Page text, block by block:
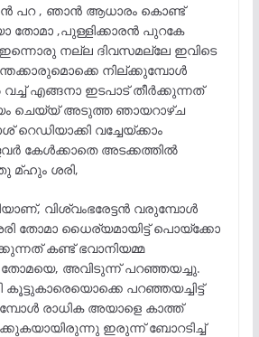
പറ , ഞാൻ ആധാരം കൊണ്ട്
തോമാ ,പുള്ളിക്കാരൻ പുറകേ
നല്ല ദിവസമല്ലേ ഇവിടെ
നില്ക്കുമ്പോൾ
എങ്ങനാ ഇടപാട് തീർക്കുന്നത്
ചെയ്യ് അടുത്ത ഞായറാഴ്ച
റെഡിയാക്കി വച്ചേയ്ക്കാം
കേൾക്കാതെ അടക്കത്തിൽ
മ്ഹും ശരി,
വിശ്വംഭരേട്ടൻ വരുമ്പോൾ
തോമാ ധൈര്യമായിട്ട് പൊയ്ക്കോ
കണ്ട് ഭവാനിയമ്മ
തോമയെ, അവിടുന്ന് പറഞ്ഞയച്ചു.
കൂട്ടുകാരെയൊക്കെ പറഞ്ഞയച്ചിട്ട്
രാധിക അയാളെ കാത്ത്
ഇരുന്ന് ബോറടിച്ച്